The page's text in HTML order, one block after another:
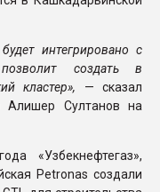
интегрировано с
создать в
кластер», — сказал
Алишер Султанов на
«Узбекнефтегаз»,
Petronas создали